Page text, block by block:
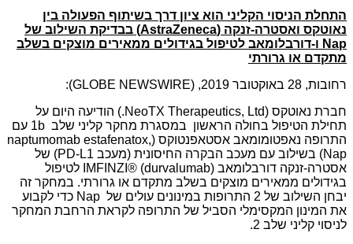
התחלת הניסוי הקליני הוא ציון דרך בשיתוף הפעולה בין
נאוטקס ואסטרה-זנקה (AstraZeneca) בבדיקת השילוב של
Nap ו-דורבלומאב לטיפול בגידולים ממאירים מוצקים בשלב
מתקדם או גרורתי
רחובות, 28 באוקטובר 2019, (GLOBE NEWSWIRE):
חברת נאוטקס (NeoTX Therapeutics, Ltd.) הודיעה היום על
תחילת הטיפול בחולה הראשון במסגרת מחקר קליני שלב 1b עם
התרופה נאפטומומאב אסטאפנטוקס (naptumomab estafenatox,
Nap) בשילוב עם מעכב הבקרה החיסונית (מעכב PD-L1) של
אסטרה-זנקה דורבלומאב IMFINZI® (durvalumab) לטיפול
בגידולים ממאירים מוצקים בשלב מתקדם או גרורתי. במחקר זה
יבחן השילוב של 2 התרופות במינונים עולים של Nap כדי לקבוע
את המינון המקסימלי הסביל של התרופה לקראת הרחבת המחקר
לניסוי קליני שלב 2.